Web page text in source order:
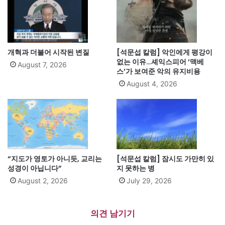
개혁과 더불어 시작된 변질
August 7, 2026
[석문섭 칼럼] 악인에게 평강이
없는 이유…셰익스피어 ‘맥베
스’가 보여준 악의 유지비용
August 4, 2026
“지도가 영토가 아니듯, 교리는
성경이 아닙니다”
August 2, 2026
[석문섭 칼럼] 잠시도 가만히 있
지 못하는 병
July 29, 2026
의견 남기기